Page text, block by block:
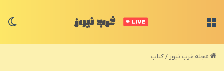
مجله غرب نیوز /کتاب